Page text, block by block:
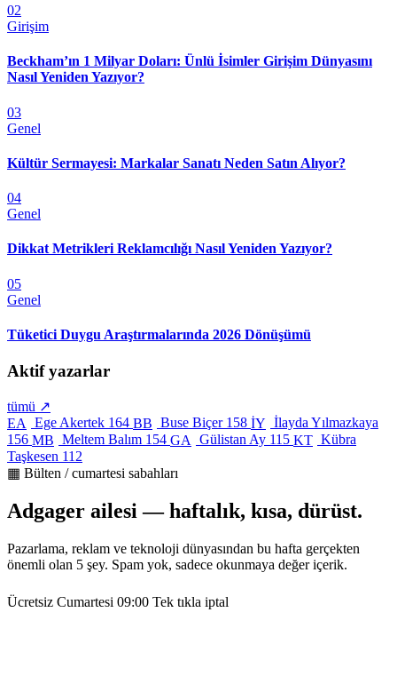
02
Girişim
Beckham’ın 1 Milyar Doları: Ünlü İsimler Girişim Dünyasını
Nasıl Yeniden Yazıyor?
03
Genel
Kültür Sermayesi: Markalar Sanatı Neden Satın Alıyor?
04
Genel
Dikkat Metrikleri Reklamcılığı Nasıl Yeniden Yazıyor?
05
Genel
Tüketici Duygu Araştırmalarında 2026 Dönüşümü
Aktif yazarlar
tümü ↗
EA
Ege Akertek 164 BB Buse Biçer 158 İY İlayda Yılmazkaya
156 MB Meltem Balım 154 GA Gülistan Ay 115 KT Kübra
Taşkesen 112
▦ Bülten / cumartesi sabahları
Adgager ailesi — haftalık, kısa, dürüst.
Pazarlama, reklam ve teknoloji dünyasından bu hafta gerçekten
önemli olan 5 şey. Spam yok, sadece okunmaya değer içerik.
Ücretsiz Cumartesi 09:00 Tek tıkla iptal